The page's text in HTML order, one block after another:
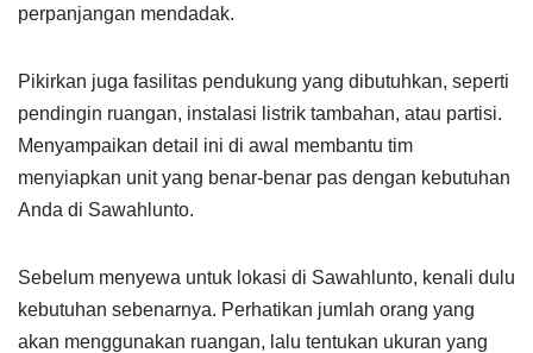
perpanjangan mendadak.
Pikirkan juga fasilitas pendukung yang dibutuhkan, seperti
pendingin ruangan, instalasi listrik tambahan, atau partisi.
Menyampaikan detail ini di awal membantu tim
menyiapkan unit yang benar-benar pas dengan kebutuhan
Anda di Sawahlunto.
Sebelum menyewa untuk lokasi di Sawahlunto, kenali dulu
kebutuhan sebenarnya. Perhatikan jumlah orang yang
akan menggunakan ruangan, lalu tentukan ukuran yang